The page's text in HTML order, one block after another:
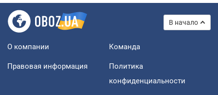
В начало
О компании Команда
Правовая информация
Политика
конфиденциальности